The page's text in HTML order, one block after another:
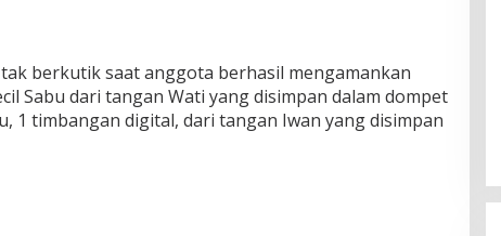
berkutik saat anggota berhasil mengamankan
Sabu dari tangan Wati yang disimpan dalam dompet
1 timbangan digital, dari tangan Iwan yang disimpan